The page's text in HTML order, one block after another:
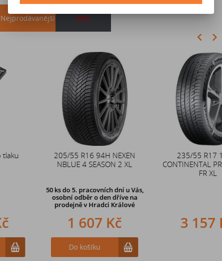
Nejprodávanější akce
205/55 R16 94H NEXEN
NBLUE 4 SEASON 2 XL
do 5. pracovních dní u Vás,
osobní odběr o den dříve na
v Hradci Králové
1 607 Kč
235/55 R17 103W
CONTINENTAL PREMIUM 6
3 157 Kč
Akce
Duše 12x4 (4.00-4) kovový
zahnutý ventil TR87
242 Kč